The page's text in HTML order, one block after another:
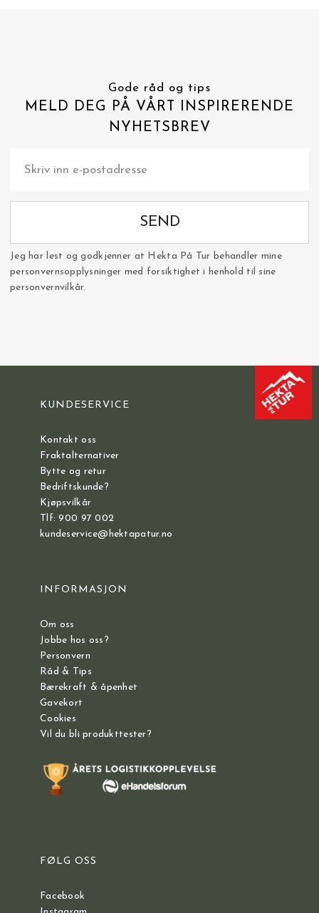
Gode råd og tips
MELD DEG PÅ VÅRT INSPIRERENDE
NYHETSBREV
SEND
Jeg har lest og godkjenner at Hekta På Tur behandler mine
personvernsopplysninger med forsiktighet i henhold til sine
personvernvilkår.
KUNDESERVICE
Kontakt oss
Fraktalternativer
Bytte og retur
Bedriftskunde?
Kjøpsvilkår
Tlf: 900 97 002
kundeservice@hektapatur.no
INFORMASJON
Om oss
Jobbe hos oss?
Personvern
Råd & Tips
Bærekraft & åpenhet
Gavekort
Cookies
Vil du bli produkttester?
FØLG OSS
Facebook